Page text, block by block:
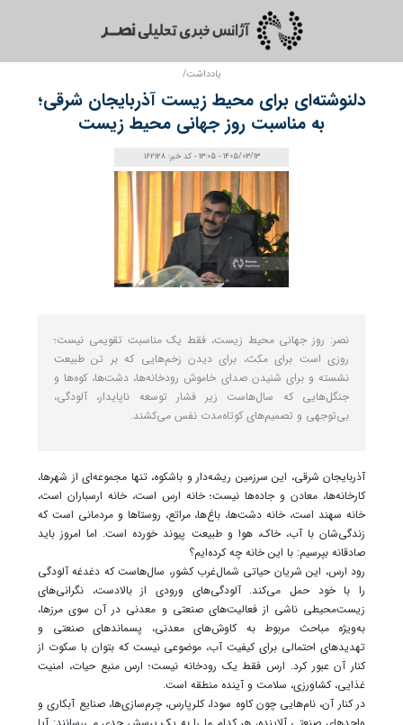
یادداشت/
دلنوشته‌ای برای محیط زیست آذربایجان شرقی؛
به مناسبت روز جهانی محیط زیست
1405/03/13 - 13:05 - کد خبر: 162128
نصر: روز جهانی محیط زیست، فقط یک مناسبت تقویمی نیست؛
روزی است برای مکث، برای دیدن زخم‌هایی که بر تن طبیعت
نشسته و برای شنیدن صدای خاموش رودخانه‌ها، دشت‌ها، کوه‌ها و
جنگل‌هایی که سال‌هاست زیر فشار توسعه ناپایدار، آلودگی،
بی‌توجهی و تصمیم‌های کوتاه‌مدت نفس می‌کشند.
آذربایجان شرقی، این سرزمین ریشه‌دار و باشکوه، تنها مجموعه‌ای از شهرها،
کارخانه‌ها، معادن و جاده‌ها نیست؛ خانه ارس است، خانه ارسباران است،
خانه سهند است، خانه دشت‌ها، باغ‌ها، مراتع، روستاها و مردمانی است که
زندگی‌شان با آب، خاک، هوا و طبیعت پیوند خورده است. اما امروز باید
صادقانه بپرسیم: با این خانه چه کرده‌ایم؟
رود ارس، این شریان حیاتی شمال‌غرب کشور، سال‌هاست که دغدغه آلودگی
را با خود حمل می‌کند. آلودگی‌های ورودی از بالادست، نگرانی‌های
زیست‌محیطی ناشی از فعالیت‌های صنعتی و معدنی در آن سوی مرزها،
به‌ویژه مباحث مربوط به کاوش‌های معدنی، پسماندهای صنعتی و
تهدیدهای احتمالی برای کیفیت آب، موضوعی نیست که بتوان با سکوت از
کنار آن عبور کرد. ارس فقط یک رودخانه نیست؛ ارس منبع حیات، امنیت
غذایی، کشاورزی، سلامت و آینده منطقه است.
در کنار آن، نام‌هایی چون کاوه سودا، کلرپارس، چرم‌سازی‌ها، صنایع آبکاری و